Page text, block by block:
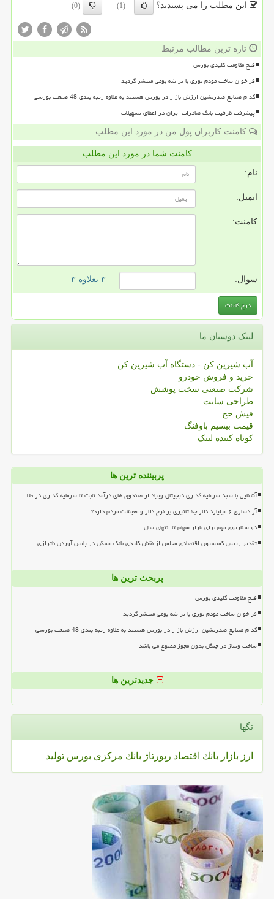
این مطلب را می پسندید؟ (1)
(0)
تازه ترین مطالب مرتبط
فتح مقاومت کلیدی بورس
فراخوان ساخت مودم نوری با تراشه بومی منتشر گردید
کدام صنایع صدرنشین ارزش بازار در بورس هستند به علاوه رتبه بندی 48 صنعت بورسی
پیشرفت ظرفیت بانک صادرات ایران در اعطای تسهیلات
کامنت کاربران پول من در مورد این مطلب
کامنت شما در مورد این مطلب
نام:
ایمیل:
کامنت:
سوال: = ۳ بعلاوه ۳
لینک دوستان ما
آب شیرین کن - دستگاه آب شیرین کن
خرید و فروش خودرو
شرکت صنعتی سخت پوشش
طراحی سایت
فیش حج
قیمت بیسیم باوفنگ
کوتاه کننده لینک
پربیننده ترین ها
آشنایی با سبد سرمایه گذاری دیجیتال ویپاد از صندوق های درآمد ثابت تا سرمایه گذاری در طلا
آزادسازی ۶ میلیارد دلار چه تاثیری بر نرخ دلار و معیشت مردم دارد؟
دو سناریوی مهم برای بازار سهام تا انتهای سال
تقدیر رییس کمیسیون اقتصادی مجلس از نقش کلیدی بانک مسکن در پایین آوردن ناترازی
پربحث ترین ها
فتح مقاومت کلیدی بورس
فراخوان ساخت مودم نوری با تراشه بومی منتشر گردید
کدام صنایع صدرنشین ارزش بازار در بورس هستند به علاوه رتبه بندی 48 صنعت بورسی
ساخت وساز در جنگل بدون مجوز ممنوع می باشد
جدیدترین ها
تگها
ارز بازار بانك اقتصاد رپورتاژ بانك مركزی بورس تولید